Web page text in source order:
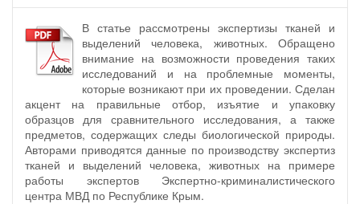
В статье рассмотрены экспертизы тканей и
выделений человека, животных. Обращено
внимание на возможности проведения таких
исследований и на проблемные моменты,
которые возникают при их проведении. Сделан
акцент на правильные отбор, изъятие и упаковку
образцов для сравнительного исследования, а также
предметов, содержащих следы биологической природы.
Авторами приводятся данные по производству экспертиз
тканей и выделений человека, животных на примере
работы экспертов Экспертно-криминалистического
центра МВД по Республике Крым.